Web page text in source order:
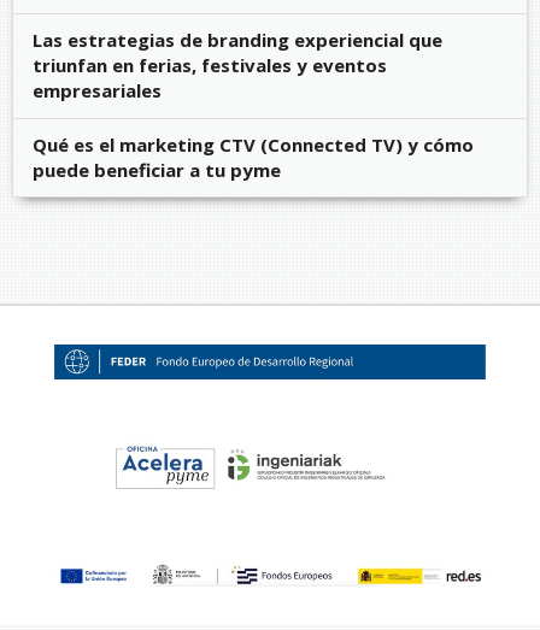
Las estrategias de branding experiencial que
triunfan en ferias, festivales y eventos
empresariales
Qué es el marketing CTV (Connected TV) y cómo
puede beneficiar a tu pyme